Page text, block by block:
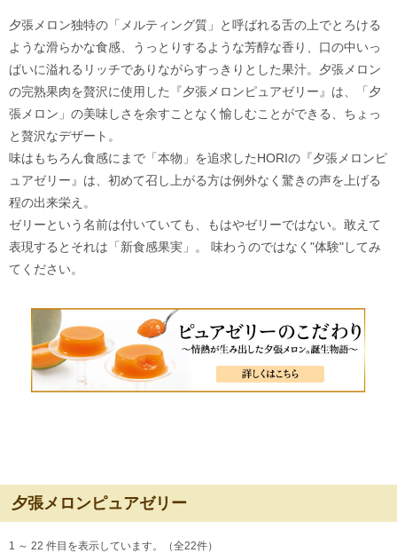
夕張メロン独特の「メルティング質」と呼ばれる舌の上でとろける
ような滑らかな食感、うっとりするような芳醇な香り、口の中いっ
ぱいに溢れるリッチでありながらすっきりとした果汁。夕張メロン
の完熟果肉を贅沢に使用した『夕張メロンピュアゼリー』は、「夕
張メロン」の美味しさを余すことなく愉しむことができる、ちょっ
と贅沢なデザート。
味はもちろん食感にまで「本物」を追求したHORIの『夕張メロンピ
ュアゼリー』は、初めて召し上がる方は例外なく驚きの声を上げる
程の出来栄え。
ゼリーという名前は付いていても、もはやゼリーではない。敢えて
表現するとそれは「新食感果実」。 味わうのではなく"体験"してみ
てください。
夕張メロンピュアゼリー
1 ～ 22 件目を表示しています。（全22件）